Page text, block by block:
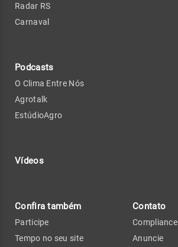
Radar RS
Carnaval
Podcasts
O Clima Entre Nós
Agrotalk
EstúdioAgro
Vídeos
Confira também
Participe
Tempo no seu site
Contato
Compliance
Anuncie